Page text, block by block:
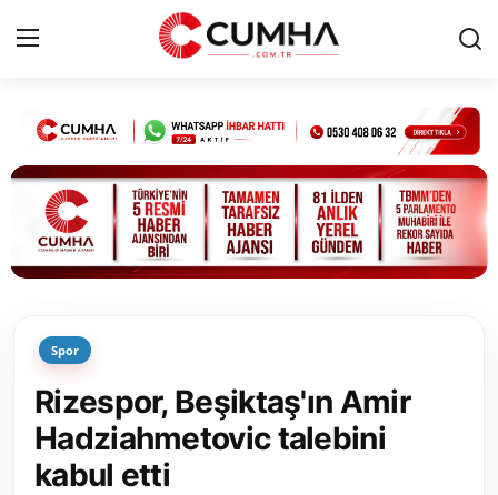
Kurumsal
Cumhurbaşkanlığı
Bakanlıklar
Siyasi Partiler
Yerel Yönetimler
Mülki İdare
Spor
Rizespor, Beşiktaş'ın Amir
Hadziahmetovic talebini
kabul etti